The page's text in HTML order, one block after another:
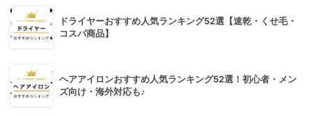
ドライヤーおすすめ人気ランキング52選【速乾・くせ毛・
コスパ商品】
ヘアアイロンおすすめ人気ランキング52選！初心者・メン
ズ向け・海外対応も♪